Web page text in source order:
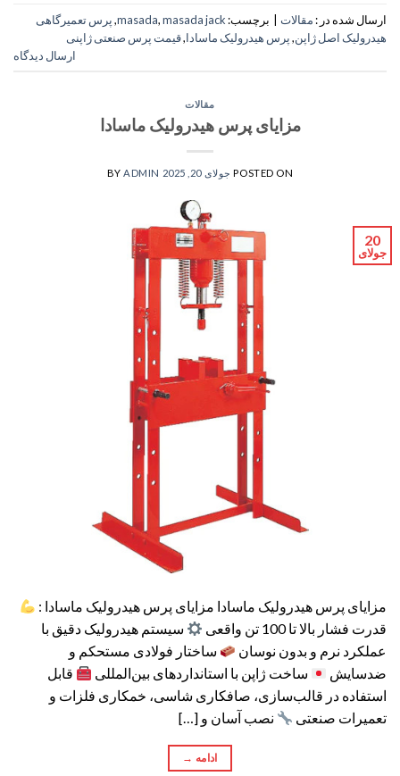
ارسال شده در : مقالات برچسب: masada,masada jack
,پرس تعمیرگاهی
هیدرولیک اصل ژاپن,پرس هیدرولیک ماسادا,قیمت پرس صنعتی ژاپنی
ارسال دیدگاه
مقالات
مزایای پرس هیدرولیک ماسادا
POSTED ON جولای 20, 2025 BYADMIN
20
جولای
مزایای پرس هیدرولیک ماسادا مزایای پرس هیدرولیک ماسادا :
قدرت فشار بالا تا 100 تن واقعی
سیستم هیدرولیک دقیق با
عملکرد نرم و بدون نوسان
ساختار فولادی مستحکم و
ضدسایش
ساخت ژاپن با استانداردهای بین‌المللی
قابل
استفاده در قالب‌سازی، صافکاری شاسی، خمکاری فلزات و
تعمیرات صنعتی
نصب آسان و […]
ادامه →